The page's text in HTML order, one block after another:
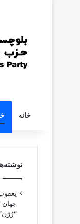
خانه
جهان